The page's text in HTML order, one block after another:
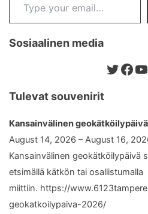
Sosiaalinen media
Tulevat souvenirit
Kansainvälinen geokätköilypäivä
August 14, 2026 – August 16,
Kansainvälinen geokätköilypäivä
etsimällä kätkön tai osallistumalla
miittiin. https://
geokatkoilypaiva-2026/